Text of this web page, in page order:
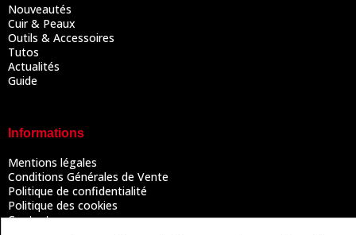
Nouveautés
Cuir & Peaux
Outils & Accessoires
Tutos
Actualités
Guide
Informations
Mentions légales
Conditions Générales de Vente
Politique de confidentialité
Politique des cookies
Contactez-nous